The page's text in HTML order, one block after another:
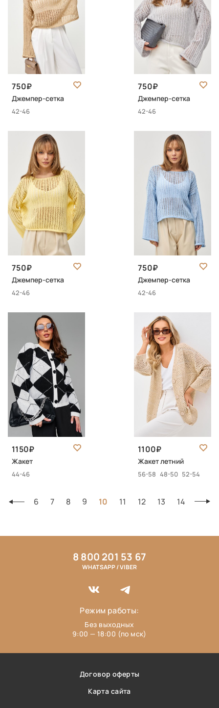
750
Джемпер-сетка
42-46
750
Джемпер-сетка
42-46
750
Джемпер-сетка
42-46
750
Джемпер-сетка
42-46
1150
Жакет
44-46
1100
Жакет летний
56-58 48-50 52-54
6 7 8 9 10 11 12 13 14
Договор оферты
Карта сайта
8 800 201 53 67
WHATSAPP / VIBER
Режим работы:
Без выходных
9:00 — 18:00 (по мск)